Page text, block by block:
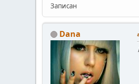
Записан
Dana